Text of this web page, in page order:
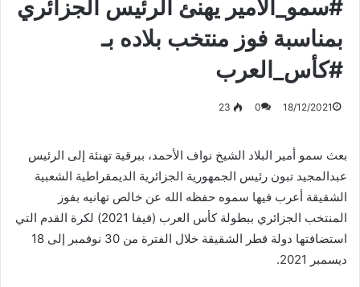
#سمو_الأمير يهنئ الرئيس الجزائري
بمناسبة فوز منتخب بلاده بـ
#كأس_العرب
18/12/2021
0
23
بعث سمو أمير البلاد الشيخ نواف الأحمد، ببرقية تهنئة إلى الرئيس
عبدالمجيد تبون رئيس الجمهورية الجزائرية الديمقراطية الشعبية
الشقيقة أعرب فيها سموه حفظه الله عن خالص تهانيه بفوز
المنتخب الجزائري ببطولة كأس العرب (فيفا 2021) لكرة القدم التي
استضافتها دولة قطر الشقيقة خلال الفترة من 30 نوفمبر إلى 18
ديسمبر 2021.